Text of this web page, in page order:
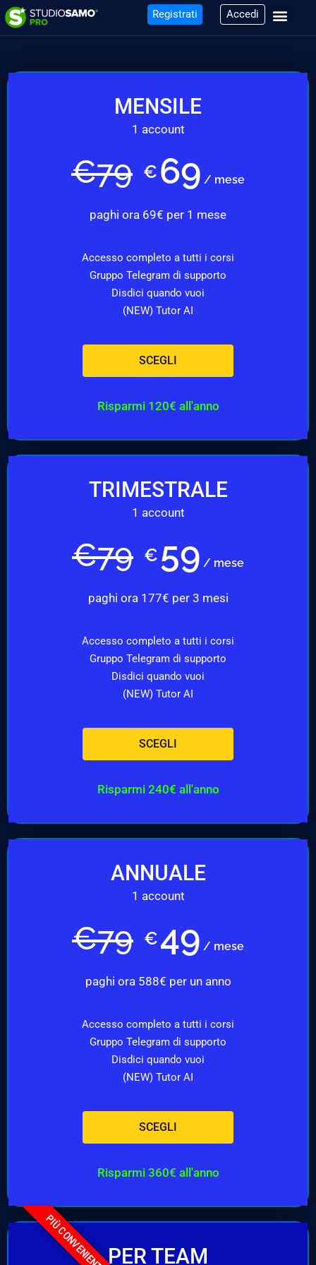
Registrati Accedi
MENSILE
1 account
€79 € 69 / mese
paghi ora 69€ per 1 mese
Accesso completo a tutti i corsi
Gruppo Telegram di supporto
Disdici quando vuoi
(NEW) Tutor AI
SCEGLI
Risparmi 120€ all'anno
TRIMESTRALE
1 account
€79 € 59 / mese
paghi ora 177€ per 3 mesi
Accesso completo a tutti i corsi
Gruppo Telegram di supporto
Disdici quando vuoi
(NEW) Tutor AI
SCEGLI
Risparmi 240€ all'anno
ANNUALE
1 account
€79 €49 / mese
paghi ora 588€ per un anno
Accesso completo a tutti i corsi
Gruppo Telegram di supporto
Disdici quando vuoi
(NEW) Tutor AI
SCEGLI
Risparmi 360€ all'anno
PIÙ CONVENIENTEPER TEAM